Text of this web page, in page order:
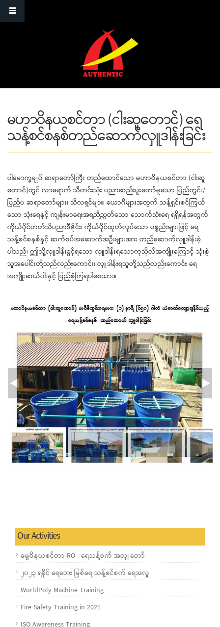
မဟာဝိနယစင်တာ (ငါးဆူတောင်) ရေ
သန့်စင်စနစ်တည်ဆောက်လှူဒါန်းခြင်း
ပါမောက္ခချုပ် ဆရာတော်ကြီး တည်ထောင်သော မဟာဝိနယစင်တာ (ငါးဆူ
တောင်)တွင် လာရောက် သီတင်းသုံး ပညာဆည်းပူးတော်မူသော ပြည်တွင်း/
ပြည်ပ ဆရာတော်များ၊ သီလရှင်များ၊ ယောဂီများအတွက် သန့်ရှင်းစင်ကြယ်
သော သုံးရေနှင့် ကျန်းမာရေးအရညီညွှတ်သော သောက်သုံးရေ ရရှိရန်အတွက်
ကိုယ်ပိုင်တတ်သိပညာဒီဇိုင်း၊ ကိုယ်ပိုင်ထုတ်လုပ်သော ပစ္စည်းများဖြင့် ရေ
သန့်စင်စနစ်နှင့် ဆက်စပ်အဆောက်အဦးများအား တည်ဆောက်လှူဒါန်းခဲ့
ပါသည်၊ ဤသို့လှူဒါန်းခွင့်ရသော လှူဒါန်းရသောကုသိုလ်အကျိုးကြောင့် သုံးစွဲ
သူအပေါင်းတို့သည်လည်းကောင်း၊ လှူဒါန်းရသူတို့သည်လည်းကောင်း ရေ
အကျိုးဆယ်ပါးနှင့် ပြည့်စုံကြရပါစေသား။
Our Activities
ဓမ္မဝိနယစင်တာ RO - ရေသန့်စက် အလှူတော်
၂၀၂၃ ရခိုင် ရေဘေး မြစ်ရေ သန့်စင်စက် ရေအလှု
WorldPoly Machine Training
Fire Safety Training in 2021